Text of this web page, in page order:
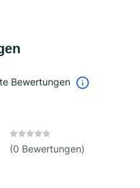
Bewertungen
(0 Bewertungen)